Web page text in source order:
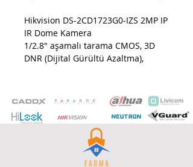
Hikvision DS-2CD1723G0-IZS 2MP IP
IR Dome Kamera
1/2.8" aşamalı tarama CMOS, 3D
DNR (Dijital Gürültü Azaltma),
- 13,5 mm motorlu değişken odaklı
lens, PoE (Ethernet Üzerinden Güç),
IP67 ve IK10 Koruma Sınıfı, H.265+,
H.265, H.264+, H.264, Üçlü akış, 120
dB WDR (Geniş Dinamik Aralık)